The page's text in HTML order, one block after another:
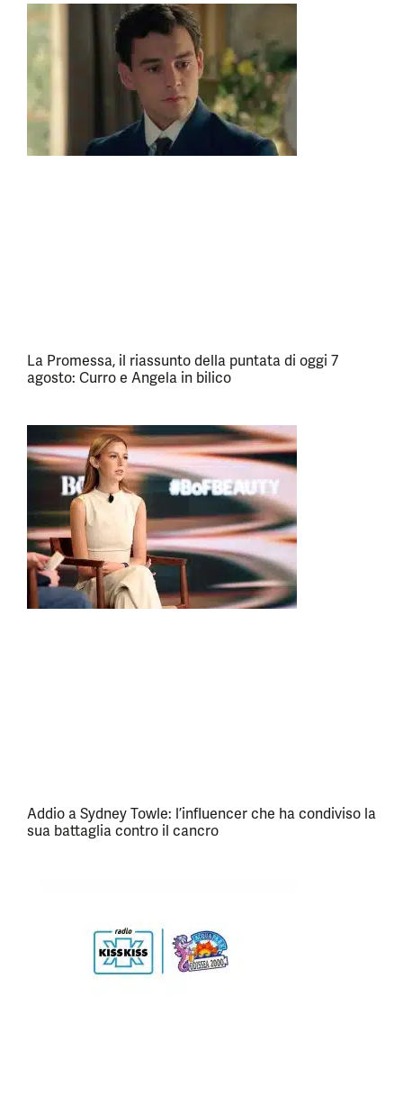
La Promessa, il riassunto della puntata di oggi 7
agosto: Curro e Angela in bilico
Addio a Sydney Towle: l’influencer che ha condiviso la
sua battaglia contro il cancro